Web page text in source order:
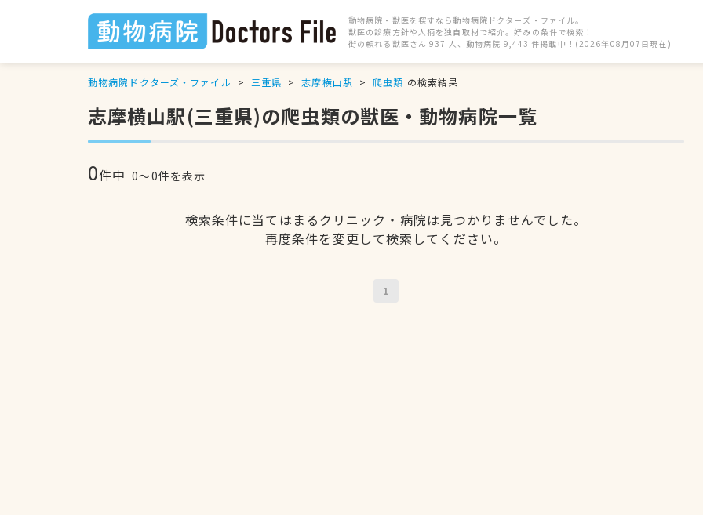
動物病院・獣医を探すなら動物病院ドクターズ・ファイル。
獣医の診療方針や人柄を独自取材で紹介。好みの条件で検索！
街の頼れる獣医さん 937 人、動物病院 9,443 件掲載中！(2026年08月07日現在)
動物病院ドクターズ・ファイル 三重県 志摩横山駅 爬虫類 の検索結果
志摩横山駅(三重県)の爬虫類の獣医・動物病院一覧
0件中 0〜0件を表示
検索条件に当てはまるクリニック・病院は見つかりませんでした。
再度条件を変更して検索してください。
1